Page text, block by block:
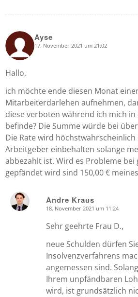
Ayse
says: 17. November 2021 um 21:02
Hallo,
ich möchte ende diesen Monat
Mitarbeiterdarlehen aufnehmen,
diese verboten während ich mich in
befinde? Die Summe würde bei
Die Rate wird
Arbeitgeber einbehalten solange
abbezahlt ist. Wird es Probleme bei
gepfändet wird sind 150,00 €
Andre Kraus
18. November 2021 um 11:24
Sehr geehrte Frau D.,
neue Schulden dürfen
Insolvenzverfahrens
angemessen sind.
Ihrem unpfändbaren
wird, ist grundsätzlich